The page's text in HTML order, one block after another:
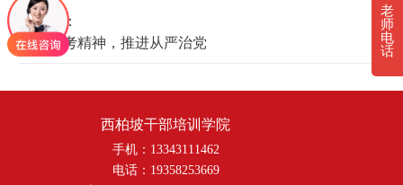
下一篇：
弘扬赶考精神，推进从严治党
西柏坡干部培训学院
手机：13343111462
电话：19358253669
老
师
电
话